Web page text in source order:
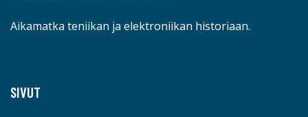
Aikamatka teniikan ja elektroniikan historiaan.
SIVUT